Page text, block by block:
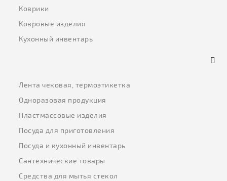
Коврики
Ковровые изделия
Кухонный инвентарь
Лента чековая, термоэтикетка
Одноразовая продукция
Пластмассовые изделия
Посуда для приготовления
Посуда и кухонный инвентарь
Сантехнические товары
Средства для мытья стекол